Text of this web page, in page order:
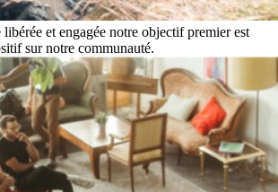
libérée et engagée notre objectif premier est
sur notre communauté.